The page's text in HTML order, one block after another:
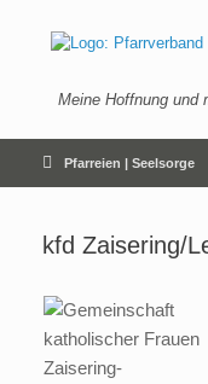
springen
Meine Hoffnung und
Pfarreien | Seelsorge
kfd Zaisering/